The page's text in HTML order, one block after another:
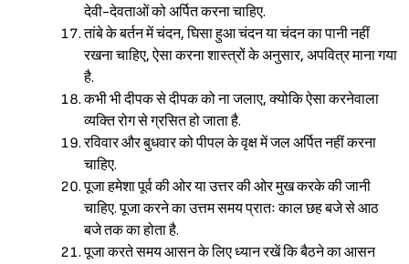
देवी-देवताओं को अर्पित करना चाहिए.
तांबे के बर्तन में चंदन, घिसा हुआ चंदन या चंदन का पानी नहीं
रखना चाहिए, ऐसा करना शास्त्रों के अनुसार, अपवित्र माना गया
है.
कभी भी दीपक से दीपक को ना जलाए, क्योकि ऐसा करनेवाला
व्यक्ति रोग से ग्रसित हो जाता है.
रविवार और बुधवार को पीपल के वृक्ष में जल अर्पित नहीं करना
चाहिए.
पूजा हमेशा पूर्व की ओर या उत्तर की ओर मुख करके की जानी
चाहिए. पूजा करने का उत्तम समय प्रातः काल छह बजे से आठ
बजे तक का होता है.
पूजा करते समय आसन के लिए ध्यान रखें कि बैठने का आसन